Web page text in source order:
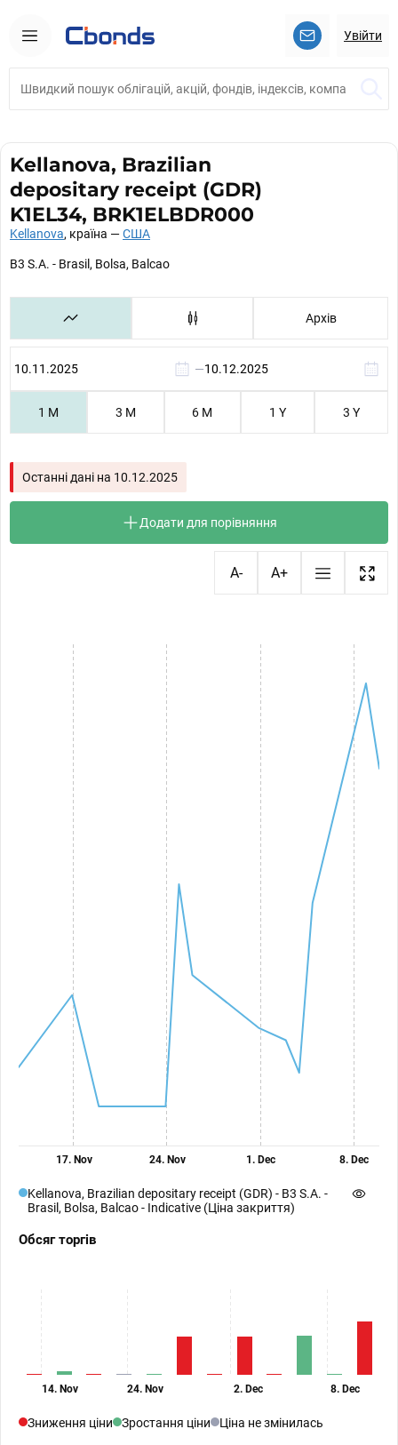
Увійти
Kellanova, Brazilian
depositary receipt (GDR)
K1EL34, BRK1ELBDR000
Kellanova, країна —США
B3 S.A. - Brasil, Bolsa, Balcao
Архів
—
1 M 3 M 6 M 1 Y 3 Y
Останні дані на 10.12.2025
Додати для порівняння
A- A+
17. Nov 24. Nov 1. Dec 8. Dec
Kellanova, Brazilian depositary receipt (GDR) - B3 S.A. -
Brasil, Bolsa, Balcao - Indicative (Ціна закриття)
Обсяг торгів
24. Nov 2. Dec 8. Dec
14. Nov
Зниження ціни Зростання ціни Ціна не змінилась